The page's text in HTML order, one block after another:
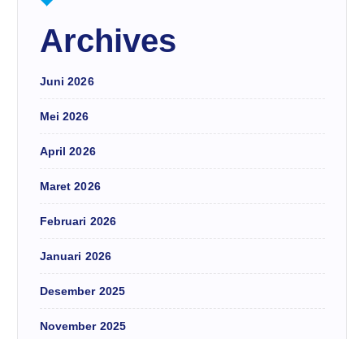
Archives
Juni 2026
Mei 2026
April 2026
Maret 2026
Februari 2026
Januari 2026
Desember 2025
November 2025